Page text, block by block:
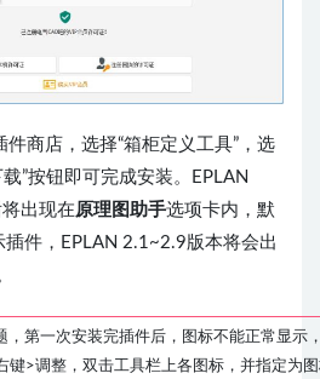
商店，选择“箱柜定义工具”，选
”按钮即可完成安装。EPLAN
出现在 原理图助手选项卡内，默
件，EPLAN 2.1~2.9版本将会出
，第一次安装完插件后，图标不能正常显示
键>调整，双击工具栏上各图标，并指定为